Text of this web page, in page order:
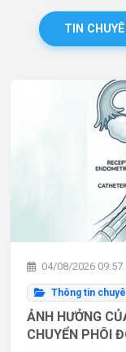
TIN
04/08/2026 09:57
Thông tin
ẢNH HƯỞNG
CHUYỂN PHÔI